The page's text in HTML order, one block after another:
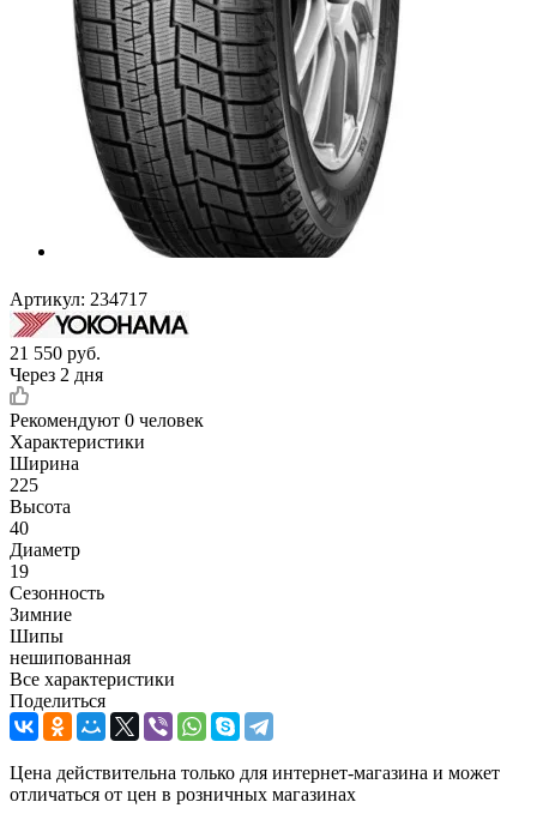
Артикул: 234717
21 550 руб.
Через 2 дня
Рекомендуют 0 человек
Характеристики
Ширина
225
Высота
40
Диаметр
19
Сезонность
Зимние
Шипы
нешипованная
Все характеристики
Поделиться
Цена действительна только для интернет-магазина и может
отличаться от цен в розничных магазинах